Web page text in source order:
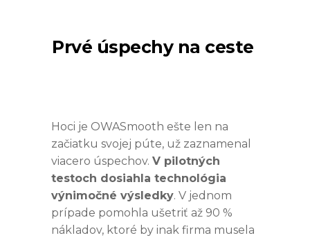
Prvé úspechy na ceste
Hoci je OWASmooth ešte len na
začiatku svojej púte, už zaznamenal
viacero úspechov. V pilotných
testoch dosiahla technológia
výnimočné výsledky. V jednom
prípade pomohla ušetriť až 90 %
nákladov, ktoré by inak firma musela